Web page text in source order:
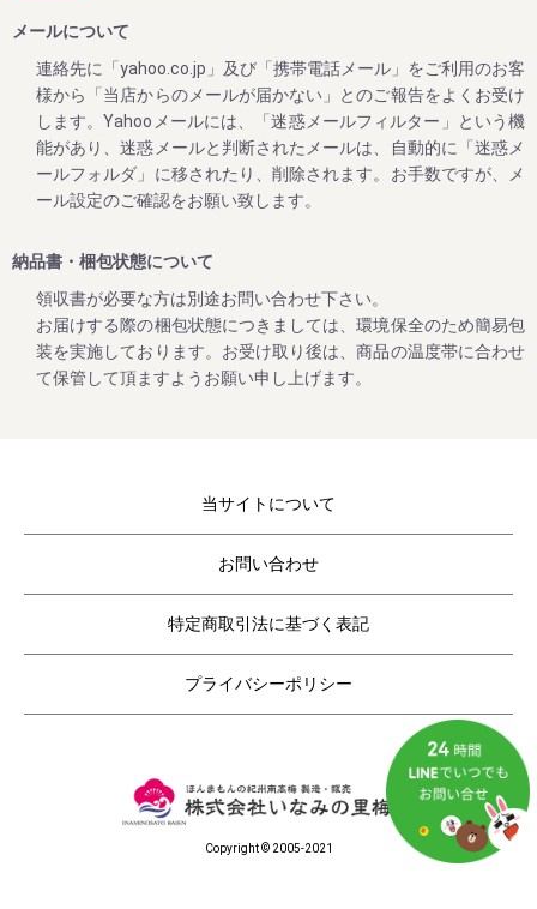
2023/04/26
ゴールデンウィークの営業のお知らせ
平素は格別のご高配を賜り厚く御礼申し上げます。
表記の件、下記の通りご案内させていただきます。
何かとご迷惑をお掛け致しますが、何卒ご理解とご協力を賜
りますよう宜しくお願い致します。
【休業日】
5月3日(水曜日) ～ ５月7日（日曜日）
【平常通り営業】
5月8日(月曜日) ～
ご家庭用の紀州南高梅がお得にお買い求めいただけます。
さらに今回もキャンペーン期間中にお買上げいただいたお客
様全員に「梅エキス飴」をプレゼントします。
年末年始期間中の営業日の営業のお知らせ
平素は格別のご高配を賜り厚く御礼申し上げます。
メールについて
連絡先に「yahoo.co.jp」及び「携帯電話メール」をご利用のお客
様から「当店からのメールが届かない」とのご報告をよくお受け
します。Yahooメールには、「迷惑メールフィルター」という機
能があり、迷惑メールと判断されたメールは、自動的に「迷惑メ
ールフォルダ」に移されたり、削除されます。お手数ですが、メ
ール設定のご確認をお願い致します。
納品書・梱包状態について
領収書が必要な方は別途お問い合わせ下さい。
お届けする際の梱包状態につきましては、環境保全のため簡易包
装を実施しております。お受け取り後は、商品の温度帯に合わせ
て保管して頂ますようお願い申し上げます。
当サイトについて
お問い合わせ
特定商取引法に基づく表記
プライバシーポリシー
Copyright © 2005-2021